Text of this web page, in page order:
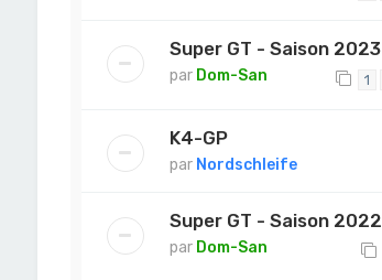
Super GT - Saison 2023
par Dom-San 1
K4-GP
par Nordschleife
Super GT - Saison 2022
par Dom-San